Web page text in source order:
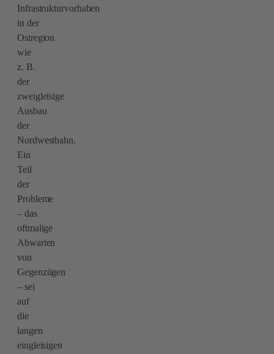
Infrastrukturvorhaben
in der
Ostregion
wie
z. B.
der
zweigleisige
Ausbau
der
Nordwestbahn.
Ein
Teil
der
Probleme
– das
oftmalige
Abwarten
von
Gegenzügen
– sei
auf
die
langen
eingleisigen